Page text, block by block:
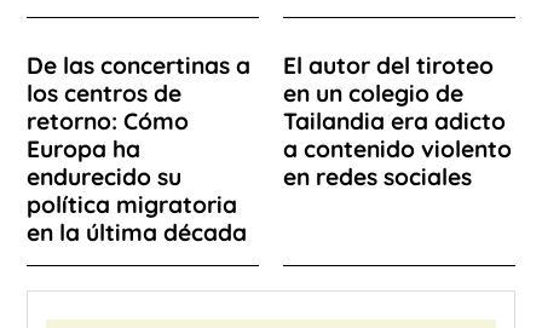
De las concertinas a
los centros de
retorno: Cómo
Europa ha
endurecido su
política migratoria
en la última década
El autor del tiroteo
en un colegio de
Tailandia era adicto
a contenido violento
en redes sociales